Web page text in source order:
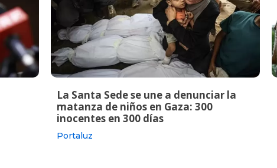
La Santa Sede se une a denunciar la
matanza de niños en Gaza: 300
inocentes en 300 días
Portaluz